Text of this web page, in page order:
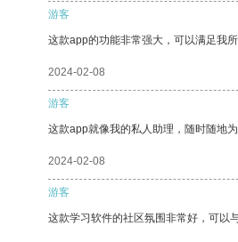
游客
这款app的功能非常强大，可以满足我
2024-02-08
游客
这款app就像我的私人助理，随时随地
2024-02-08
游客
这款学习软件的社区氛围非常好，可以